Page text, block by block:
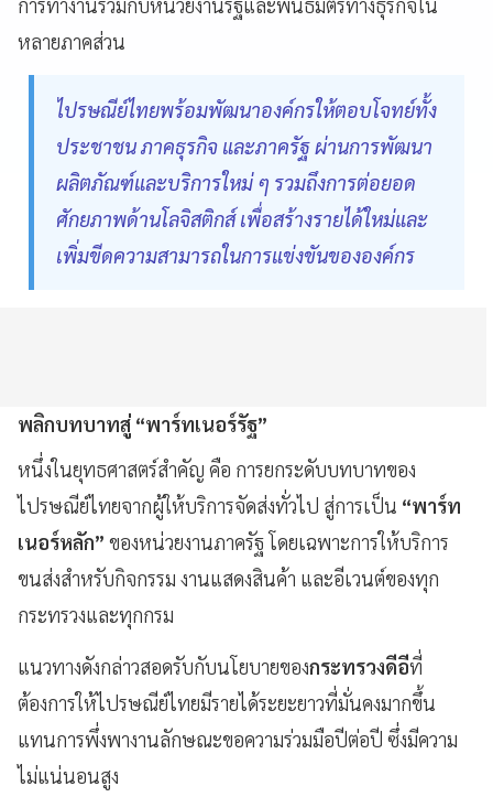
หลายภาคส่วน
ไปรษณีย์ไทยพร้อมพัฒนาองค์กรให้ตอบโจทย์ทั้ง
ประชาชน ภาคธุรกิจ และภาครัฐ ผ่านการพัฒนา
ผลิตภัณฑ์และบริการใหม่ ๆ รวมถึงการต่อยอด
ศักยภาพด้านโลจิสติกส์ เพื่อสร้างรายได้ใหม่และ
เพิ่มขีดความสามารถในการแข่งขันขององค์กร
พลิกบทบาทสู่ “พาร์ทเนอร์รัฐ”
หนึ่งในยุทธศาสตร์สำคัญ คือ การยกระดับบทบาทของ
ไปรษณีย์ไทยจากผู้ให้บริการจัดส่งทั่วไป สู่การเป็น “พาร์ท
เนอร์หลัก” ของหน่วยงานภาครัฐ โดยเฉพาะการให้บริการ
ขนส่งสำหรับกิจกรรม งานแสดงสินค้า และอีเวนต์ของทุก
กระทรวงและทุกกรม
แนวทางดังกล่าวสอดรับกับนโยบายของกระทรวงดีอีที่
ต้องการให้ไปรษณีย์ไทยมีรายได้ระยะยาวที่มั่นคงมากขึ้น
แทนการพึ่งพางานลักษณะขอความร่วมมือปีต่อปี ซึ่งมีความ
ไม่แน่นอนสูง